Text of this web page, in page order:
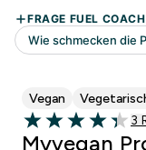
Vegan
4.33 out of 5 stars
3
3
Myvegan